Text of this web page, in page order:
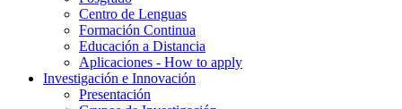
Centro de Lenguas
Formación Continua
Educación a Distancia
Aplicaciones - How to apply
Investigación e Innovación
Presentación